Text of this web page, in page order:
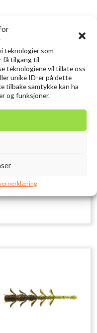
teknologier som
få tilgang til
teknologiene vil tillate oss
unike ID-er på dette
tilbake samtykke kan ha
og funksjoner.